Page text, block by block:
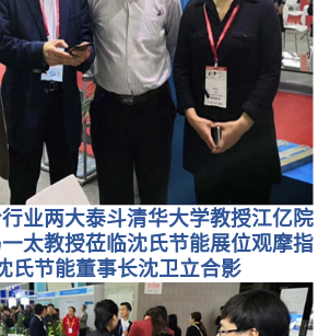
业两大泰斗清华大学教授江亿院
太教授莅临沈氏节能展位观摩指
氏节能董事长沈卫立合影